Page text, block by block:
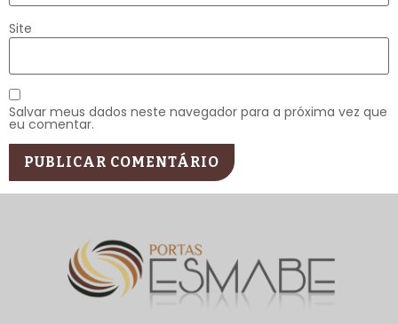
Site
Salvar meus dados neste navegador para a próxima vez que
eu comentar.